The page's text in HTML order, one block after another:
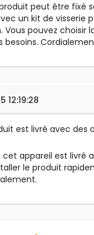
peut être fixé
un kit de visserie
Vous pouvez choisir
12:19:28
est livré avec des
cet appareil est livré
le produit